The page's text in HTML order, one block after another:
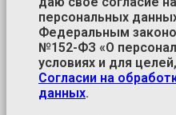
персональных
Федеральным
№152-ФЗ «О
условиях и для
Согласии на
данных.